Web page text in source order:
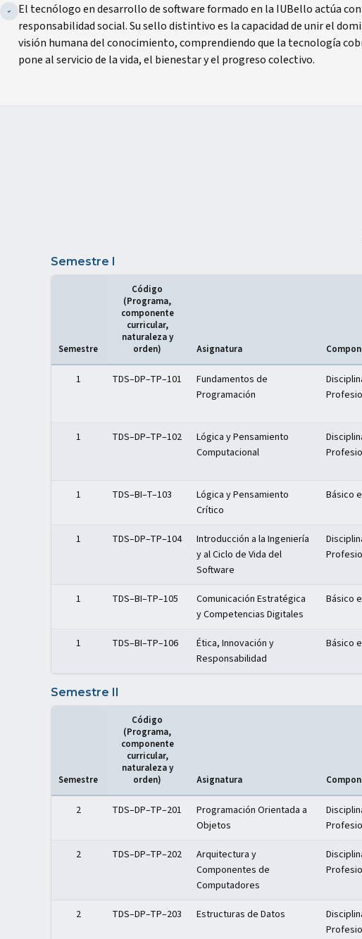
El tecnólogo en desarrollo de software formado en la IUBello actúa
responsabilidad social. Su sello distintivo es la capacidad de unir el
visión humana del conocimiento, comprendiendo que la tecnología
pone al servicio de la vida, el bienestar y el progreso colectivo.
Semestre I
Distribución del plan de estudios — Semestre I
Semestre
Código
(Programa,
componente
curricular,
naturaleza y
orden)
Asignatura
1 TDS–DP–TP–101
Fundamentos de
Programación
1 TDS–DP–TP–102
Lógica y Pensamiento
Computacional
1 TDS–BI–T–103
Lógica y Pensamiento
Crítico
Básico
1 TDS–DP–TP–104
Introducción a la Ingeniería
y al Ciclo de Vida del
Software
1 TDS–BI–TP–105
Comunicación Estratégica
y Competencias Digitales
Básico
1 TDS–BI–TP–106
Ética, Innovación y
Responsabilidad
Básico
Semestre II
Distribución del plan de estudios — Semestre II
Semestre
Código
(Programa,
componente
curricular,
naturaleza y
orden)
Asignatura
2 TDS–DP–TP–201
Programación Orientada a
Objetos
2 TDS–DP–TP–202
Arquitectura y
Componentes de
Computadores
2 TDS–DP–TP–203 Estructuras de Datos